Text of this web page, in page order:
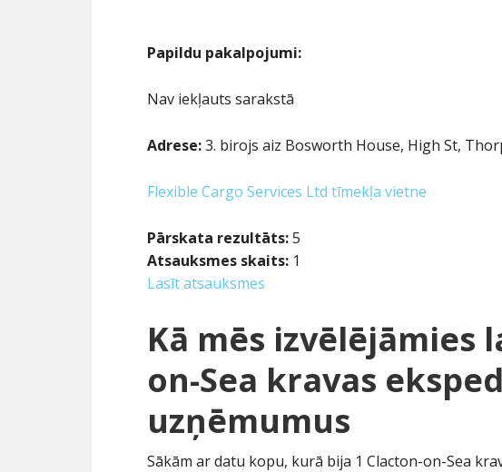
Papildu pakalpojumi:
Nav iekļauts sarakstā
Adrese:3. birojs aiz Bosworth House, High St,
Flexible Cargo Services Ltd tīmekļa vietne
Pārskata rezultāts:5
Atsauksmes skaits: 1
Lasīt atsauksmes
Kā mēs izvēlējāmies
on-Sea kravas
uzņēmumus
Sākām ar datu kopu, kurā bija 1 Clacton-on-Sea